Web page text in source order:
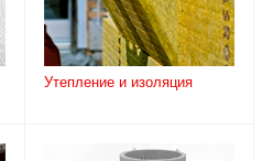
Утепление и изоляция